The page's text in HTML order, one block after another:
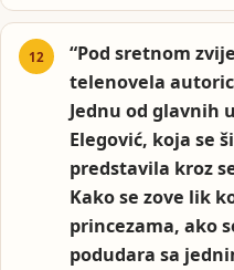
“Pod sretnom
telenovela
Jednu od glavnih
Elegović, koja se
predstavila kroz
Kako se zove lik
princezama, ako
podudara sa